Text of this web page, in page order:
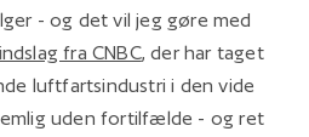
- og det vil jeg gøre med
indslag fra CNBC, der har taget
luftfartsindustri i den vide
uden fortilfælde - og ret